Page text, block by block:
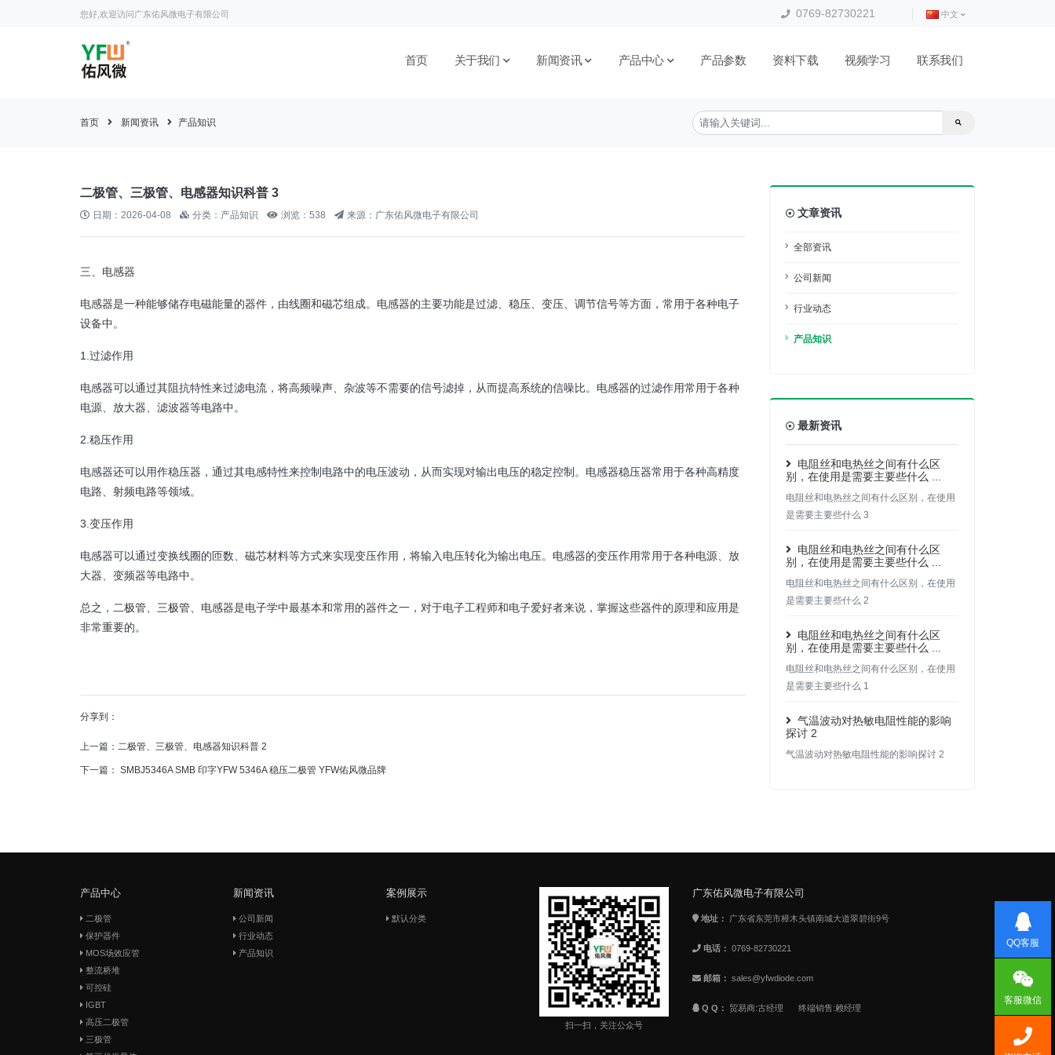
您好,欢迎访问广东佑风微电子有限公司 0769-82730221 中文
首页 关于我们 新闻资讯 产品中心 产品参数 资料下载 视频学习 联系我们
首页 新闻资讯 产品知识
二极管、三极管、电感器知识科普 3
日期：2026-04-08 分类：产品知识 浏览：538 来源：广东佑风微电子有限公司
三、电感器
电感器是一种能够储存电磁能量的器件，由线圈和磁芯组成。电感器的主要功能是过滤、稳压、变压、调节信号等方面，常用于各种电子
设备中。
1.过滤作用
电感器可以通过其阻抗特性来过滤电流，将高频噪声、杂波等不需要的信号滤掉，从而提高系统的信噪比。电感器的过滤作用常用于各种
电源、放大器、滤波器等电路中。
2.稳压作用
电感器还可以用作稳压器，通过其电感特性来控制电路中的电压波动，从而实现对输出电压的稳定控制。电感器稳压器常用于各种高精度
电路、射频电路等领域。
3.变压作用
电感器可以通过变换线圈的匝数、磁芯材料等方式来实现变压作用，将输入电压转化为输出电压。电感器的变压作用常用于各种电源、放
大器、变频器等电路中。
总之， 二极管 三极管 、电感器是电子学中最基本和常用的器件之一，对于电子工程师和电子爱好者来说，掌握这些器件的原理和应用是
非常重要的。
分享到：
上一篇： 二极管、三极管、电感器知识科普 2
下一篇： SMBJ5346A SMB 印字YFW 5346A 稳压二极管 YFW佑风微品牌
文章资讯
全部资讯
公司新闻
行业动态
产品知识
最新资讯
电阻丝和电热丝之间有什么区
别，在使用是需要主要些什么 ...
电阻丝和电热丝之间有什么区别，在使用
是需要主要些什么 3
电阻丝和电热丝之间有什么区
别，在使用是需要主要些什么 ...
电阻丝和电热丝之间有什么区别，在使用
是需要主要些什么 2
电阻丝和电热丝之间有什么区
别，在使用是需要主要些什么 ...
电阻丝和电热丝之间有什么区别，在使用
是需要主要些什么 1
气温波动对热敏电阻性能的影响
探讨 2
气温波动对热敏电阻性能的影响探讨 2
产品中心
二极管
保护器件
MOS场效应管
整流桥堆
可控硅
IGBT
高压二极管
三极管
新闻资讯
公司新闻
行业动态
产品知识
案例展示
默认分类
扫一扫，关注公众号
广东佑风微电子有限公司
地址： 广东省东莞市樟木头镇南城大道翠碧街9号
电话： 0769-82730221
邮箱： sales@yfwdiode.com
Q Q： 贸易商:古经理 终端销售:赖经理
QQ客服
客服微信